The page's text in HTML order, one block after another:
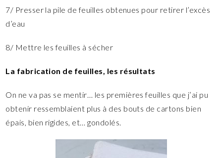
7/ Presser la pile de feuilles obtenues pour retirer l’excès
d’eau
8/ Mettre les feuilles à sécher
La fabrication de feuilles, les résultats
On ne va pas se mentir… les premières feuilles que j’ai pu
obtenir ressemblaient plus à des bouts de cartons bien
épais, bien rigides, et… gondolés.